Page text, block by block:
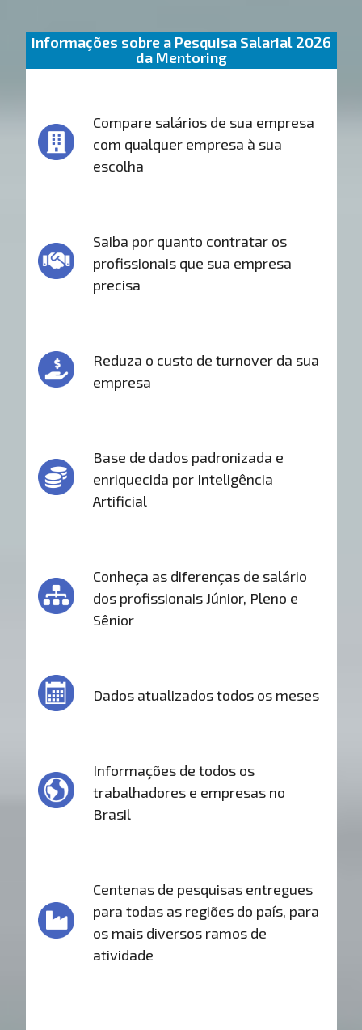
Informações sobre a Pesquisa Salarial 2026
da Mentoring
Compare salários de sua empresa
com qualquer empresa à sua
escolha
Saiba por quanto contratar os
profissionais que sua empresa
precisa
Reduza o custo de turnover da sua
empresa
Base de dados padronizada e
enriquecida por Inteligência
Artificial
Conheça as diferenças de salário
dos profissionais Júnior, Pleno e
Sênior
Dados atualizados todos os meses
Informações de todos os
trabalhadores e empresas no
Brasil
Centenas de pesquisas entregues
para todas as regiões do país, para
os mais diversos ramos de
atividade